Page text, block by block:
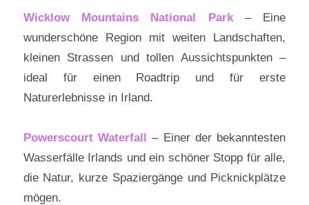
Wicklow Mountains National Park– Eine
wunderschöne Region mit weiten Landschaften,
kleinen Strassen und tollen Aussichtspunkten –
ideal für einen Roadtrip und für erste
Naturerlebnisse in Irland.
Powerscourt Waterfall – Einer der bekanntesten
Wasserfälle Irlands und ein schöner Stopp für alle,
die Natur, kurze Spaziergänge und Picknickplätze
mögen.